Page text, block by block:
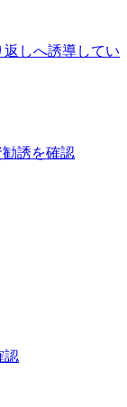
しへ誘導してい
誘を確認
認